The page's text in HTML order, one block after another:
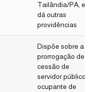
Tailândia/PA, e
dá outras
providências
Dispõe sobre a
prorrogação de
cessão de
servidor público,
ocupante de